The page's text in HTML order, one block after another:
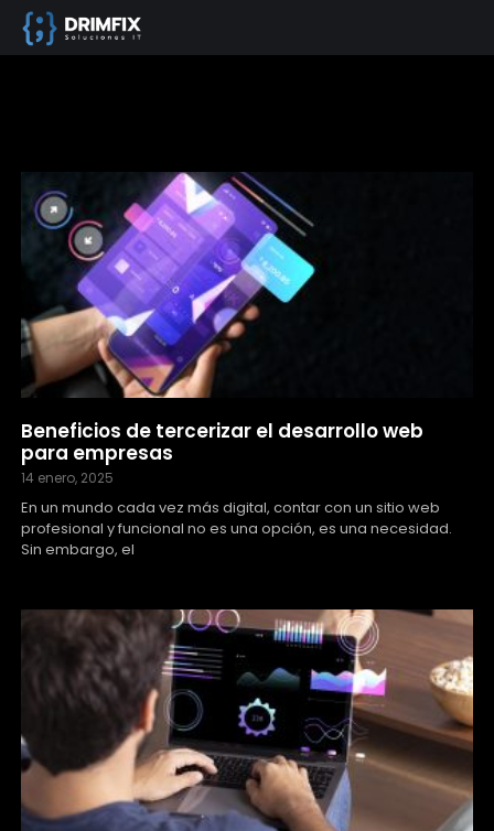
Beneficios de tercerizar el desarrollo web
para empresas
14 enero, 2025
En un mundo cada vez más digital, contar con un sitio web
profesional y funcional no es una opción, es una necesidad.
Sin embargo, el